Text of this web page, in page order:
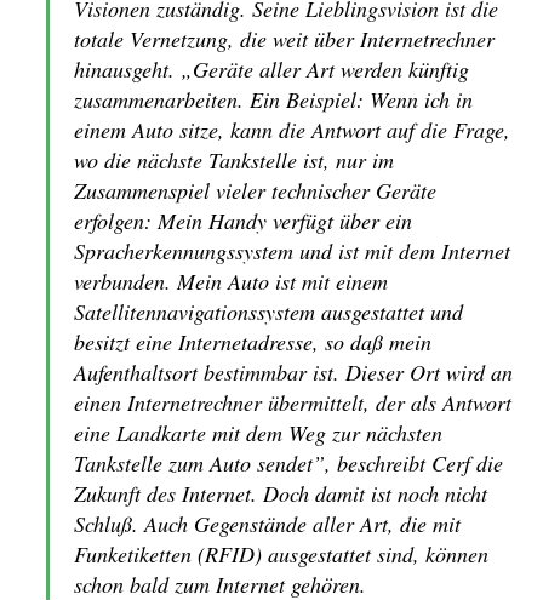
Visionen zuständig. Seine Lieblingsvision ist die
totale Vernetzung, die weit über Internetrechner
hinausgeht. „Geräte aller Art werden künftig
zusammenarbeiten. Ein Beispiel: Wenn ich in
einem Auto sitze, kann die Antwort auf die Frage,
wo die nächste Tankstelle ist, nur im
Zusammenspiel vieler technischer Geräte
erfolgen: Mein Handy verfügt über ein
Spracherkennungssystem und ist mit dem Internet
verbunden. Mein Auto ist mit einem
Satellitennavigationssystem ausgestattet und
besitzt eine Internetadresse, so daß mein
Aufenthaltsort bestimmbar ist. Dieser Ort wird an
einen Internetrechner übermittelt, der als Antwort
eine Landkarte mit dem Weg zur nächsten
Tankstelle zum Auto sendet”, beschreibt Cerf die
Zukunft des Internet. Doch damit ist noch nicht
Schluß. Auch Gegenstände aller Art, die mit
Funketiketten (RFID) ausgestattet sind, können
schon bald zum Internet gehören.